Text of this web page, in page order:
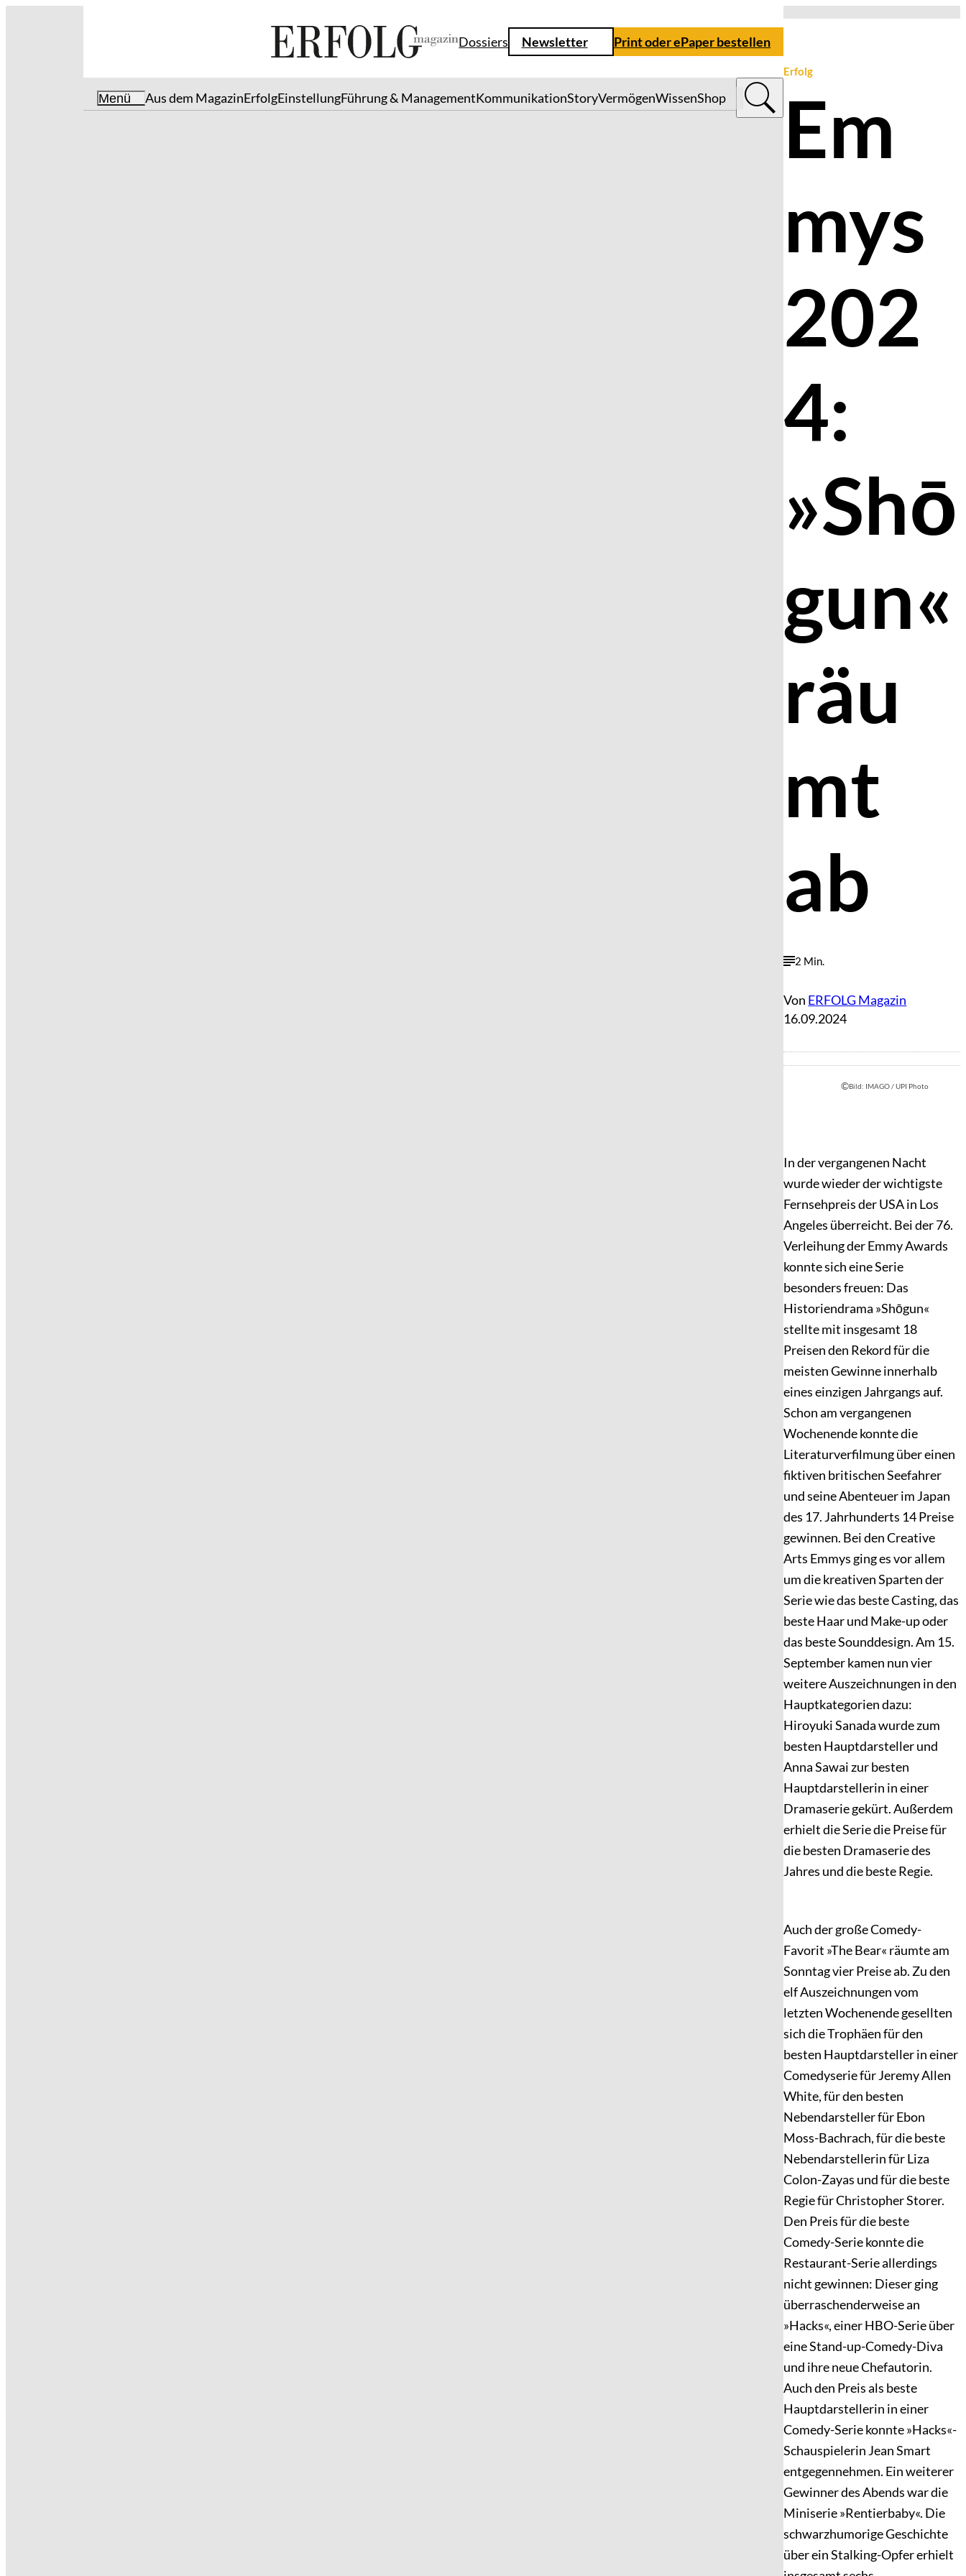
Dossiers Newsletter Print oder ePaper bestellen
Menü Aus dem MagazinErfolgEinstellungFührung & ManagementKommunikationStoryVermögenWissenShop
Erfolg
Em
mys
202
4:
»Shō
gun«
räu
mt
ab
2 Min.
Von ERFOLG Magazin
16.09.2024
©Bild: IMAGO / UPI Photo
In der vergangenen Nacht
wurde wieder der wichtigste
Fernsehpreis der USA in Los
Angeles überreicht. Bei der 76.
Verleihung der Emmy Awards
konnte sich eine Serie
besonders freuen: Das
Historiendrama »Shōgun«
stellte mit insgesamt 18
Preisen den Rekord für die
meisten Gewinne innerhalb
eines einzigen Jahrgangs auf.
Schon am vergangenen
Wochenende konnte die
Literaturverfilmung über einen
fiktiven britischen Seefahrer
und seine Abenteuer im Japan
des 17. Jahrhunderts 14 Preise
gewinnen. Bei den Creative
Arts Emmys ging es vor allem
um die kreativen Sparten der
Serie wie das beste Casting, das
beste Haar und Make-up oder
das beste Sounddesign. Am 15.
September kamen nun vier
weitere Auszeichnungen in den
Hauptkategorien dazu:
Hiroyuki Sanada wurde zum
besten Hauptdarsteller und
Anna Sawai zur besten
Hauptdarstellerin in einer
Dramaserie gekürt. Außerdem
erhielt die Serie die Preise für
die besten Dramaserie des
Jahres und die beste Regie.
Auch der große Comedy-
Favorit »The Bear« räumte am
Sonntag vier Preise ab. Zu den
elf Auszeichnungen vom
letzten Wochenende gesellten
sich die Trophäen für den
besten Hauptdarsteller in einer
Comedyserie für Jeremy Allen
White, für den besten
Nebendarsteller für Ebon
Moss-Bachrach, für die beste
Nebendarstellerin für Liza
Colon-Zayas und für die beste
Regie für Christopher Storer.
Den Preis für die beste
Comedy-Serie konnte die
Restaurant-Serie allerdings
nicht gewinnen: Dieser ging
überraschenderweise an
»Hacks«, einer HBO-Serie über
eine Stand-up-Comedy-Diva
und ihre neue Chefautorin.
Auch den Preis als beste
Hauptdarstellerin in einer
Comedy-Serie konnte »Hacks«-
Schauspielerin Jean Smart
entgegennehmen. Ein weiterer
Gewinner des Abends war die
Miniserie »Rentierbaby«. Die
schwarzhumorige Geschichte
über ein Stalking-Opfer erhielt